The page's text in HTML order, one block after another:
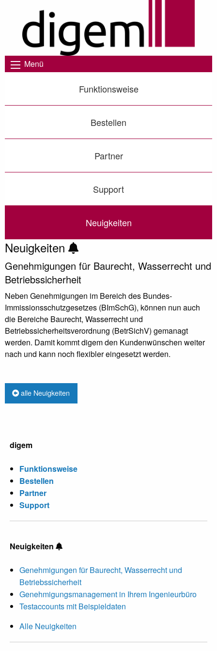
Menü
Funktionsweise
Bestellen
Partner
Support
Neuigkeiten
Neuigkeiten
Genehmigungen für Baurecht, Wasserrecht und
Betriebssicherheit
Neben Genehmigungen im Bereich des Bundes-
Immissionsschutzgesetzes (BImSchG), können nun auch
die Bereiche Baurecht, Wasserrecht und
Betriebssicherheitsverordnung (BetrSichV) gemanagt
werden. Damit kommt digem den Kundenwünschen weiter
nach und kann noch flexibler eingesetzt werden.
alle Neuigkeiten
digem
Funktionsweise
Bestellen
Partner
Support
Neuigkeiten
Genehmigungen für Baurecht, Wasserrecht und
Betriebssicherheit
Genehmigungsmanagement in Ihrem Ingenieurbüro
Testaccounts mit Beispieldaten
Alle Neuigkeiten